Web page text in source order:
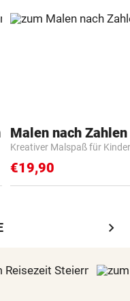
Kreativer Malspaß für Kinder
€19,90
chevron_right